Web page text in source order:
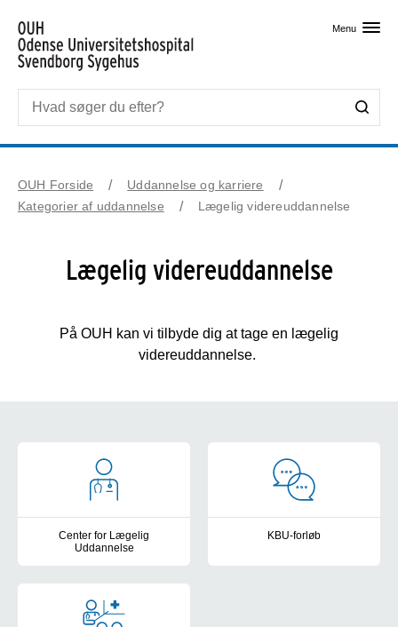
Menu
OUH Forside
Uddannelse og karriere
Kategorier af uddannelse
Lægelig videreuddannelse
Lægelig videreuddannelse
På OUH kan vi tilbyde dig at tage en lægelig
videreuddannelse.
Center for Lægelig
Uddannelse
KBU-forløb